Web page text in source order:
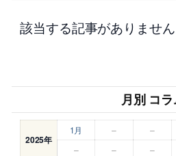
該当する記事がありません
月別 コ
2025年
1月 – –
–
– –